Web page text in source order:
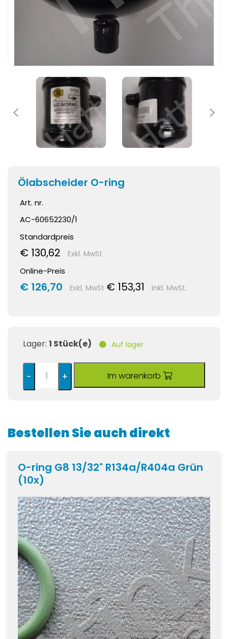
Ölabscheider O-ring
Art. nr.
AC-60652230/1
Standardpreis
€ 130,62 Exkl. MwSt
Online-Preis
€ 126,70 Exkl. MwSt € 153,31 Inkl. MwSt.
Lager: 1 Stück(e) Auf lager
- + Im warenkorb
Bestellen Sie auch direkt
O-ring G8 13/32" R134a/R404a Grün
(10x)